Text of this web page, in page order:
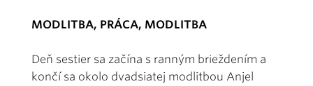
MODLITBA, PRÁCA, MODLITBA
Deň sestier sa začína s ranným brieždením a
končí sa okolo dvadsiatej modlitbou Anjel